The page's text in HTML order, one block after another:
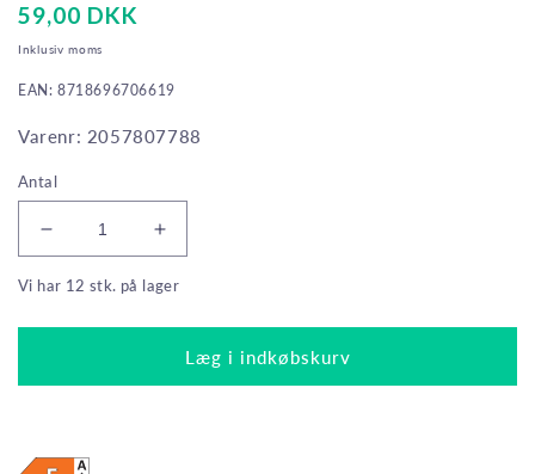
Normalpris
59,00 DKK
Inklusiv moms
EAN: 8718696706619
Varenr: 2057807788
Antal
Reducer
antallet
for
C
500lm
Øg
antallet
for
PL-
C
Vi har 12 stk. på lager
Læg i indkøbskurv